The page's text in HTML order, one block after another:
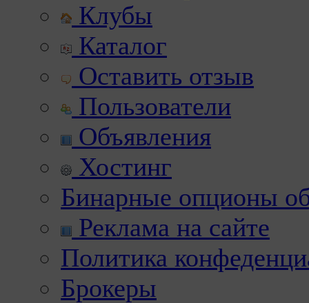
Клубы
Каталог
Оставить отзыв
Пользователи
Объявления
Хостинг
Бинарные опционы
Реклама на сайте
Политика
Брокеры